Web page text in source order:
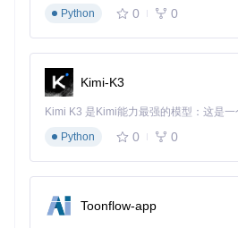
于力场优化的构象生成算法，确保展
图2：Ketcher的Miew 3D模块展示多
氢键显示和构象调整（数据来源：
适用场景：教学演示中的分子构型讲
操作技巧：选中分子后按快捷键
图，鼠标拖动可调整观察角度，滚轮
效率提升
短至2.3秒，支持每秒30帧的平滑旋转
Python
0 0
Kimi-K3
Python
0 0
Toonflow-app